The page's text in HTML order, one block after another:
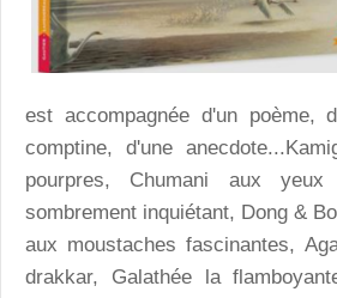
est accompagnée d'un poème,
comptine, d'une
pourpres, Chumani aux
sombrement inquiétant, Dong &
aux moustaches fascinantes,
drakkar, Galathée la